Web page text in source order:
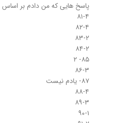
پاسخ هایی که من دادم بر
۸۱-۴
۸۲-۴
۸۳-۲
۸۴-۲
۸۵- ۲
۸۶-۳
۸۷- یادم نیست
۸۸-۴
۸۹-۳
۹۰-۱